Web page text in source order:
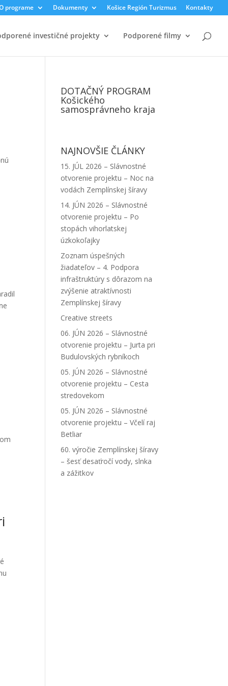
programe Dokumenty Košice Región Turizmus Kontakty
investičné projekty Podporené filmy
DOTAČNÝ PROGRAM
Košického
samosprávneho kraja
NAJNOVŠIE ČLÁNKY
15. JÚL 2026 – Slávnostné
otvorenie projektu – Noc na
vodách Zemplínskej šíravy
14. JÚN 2026 – Slávnostné
otvorenie projektu – Po
stopách vihorlatskej
úzkokoľajky
Zoznam úspešných
žiadateľov – 4. Podpora
infraštruktúry s dôrazom na
zvýšenie atraktívnosti
Zemplínskej šíravy
Creative streets
06. JÚN 2026 – Slávnostné
otvorenie projektu – Jurta pri
Budulovských rybníkoch
05. JÚN 2026 – Slávnostné
otvorenie projektu – Cesta
stredovekom
05. JÚN 2026 – Slávnostné
otvorenie projektu – Včelí raj
Betliar
60. výročie Zemplínskej šíravy
– šesť desaťročí vody, slnka
a zážitkov